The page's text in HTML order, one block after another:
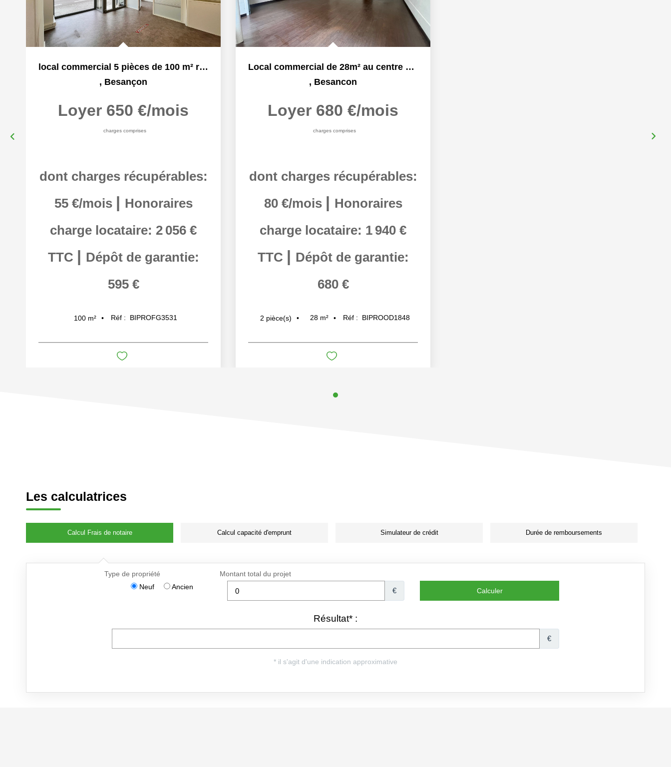
local commercial 5 pièces de 100 m² rue de Vesoul
, Besançon
Loyer 650 €/mois
charges comprises
dont charges récupérables:
55 €/mois | Honoraires
charge locataire: 2 056 €
TTC | Dépôt de garantie:
595 €
100 m² Réf : BIPROFG3531
Local commercial de 28m² au centre ville
, Besancon
Loyer 680 €/mois
charges comprises
dont charges récupérables:
80 €/mois | Honoraires
charge locataire: 1 940 €
TTC | Dépôt de garantie:
680 €
2 pièce(s) 28 m² Réf : BIPROOD1848
Les calculatrices
Calcul Frais de notaire Calcul capacité d'emprunt Simulateur de crédit Durée de remboursements